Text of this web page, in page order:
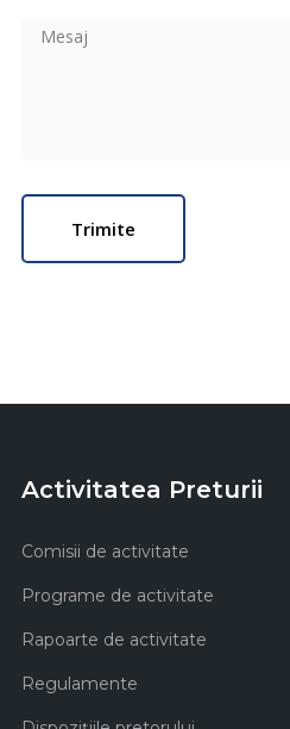
Activitatea Preturii
Comisii de activitate
Programe de activitate
Rapoarte de activitate
Regulamente